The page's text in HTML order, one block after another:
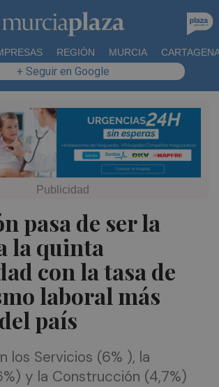
REGIÓN MURCIA
+ Seguir en Google
pasa de ser la
la quinta
con la tasa de
laboral más
país
los Servicios (6% ), la
y la Construcción (4,7%)